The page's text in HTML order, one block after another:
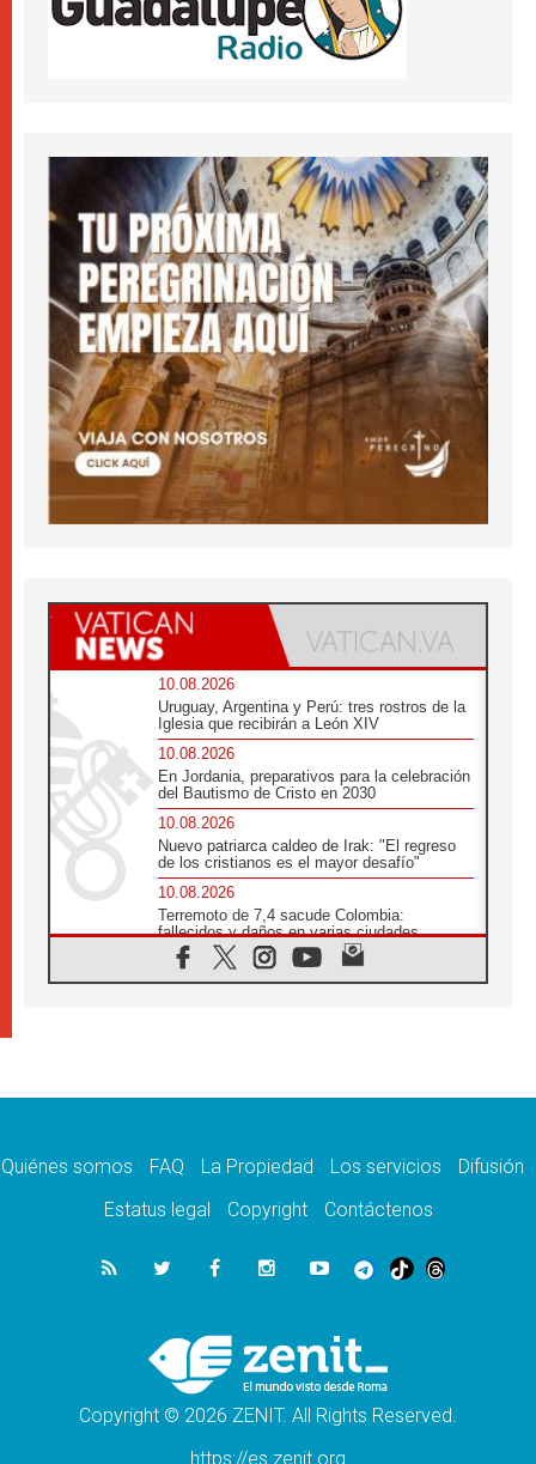
10.08.2026
Uruguay, Argentina y Perú: tres rostros de la
Iglesia que recibirán a León XIV
10.08.2026
En Jordania, preparativos para la celebración
del Bautismo de Cristo en 2030
10.08.2026
Nuevo patriarca caldeo de Irak: "El regreso
de los cristianos es el mayor desafío"
10.08.2026
Terremoto de 7,4 sacude Colombia:
fallecidos y daños en varias ciudades
10.08.2026
Ébola en RD Congo: Alarma de la UNICEF
10.08.2026
10.08.2026
solos frente a la violencia de los colonos
Iglesia en Ceuta convoca a una vigilia de
oración por la paz y la estabilidad
El Papa: Detengan la espiral de violencia y
den cabida a la diplomacia
Quiénes somos FAQ La Propiedad Los servicios
Difusión
Estatus legal
Copyright Contáctenos
Copyright © 2026 ZENIT. All Rights Reserved.
https://es.zenit.org